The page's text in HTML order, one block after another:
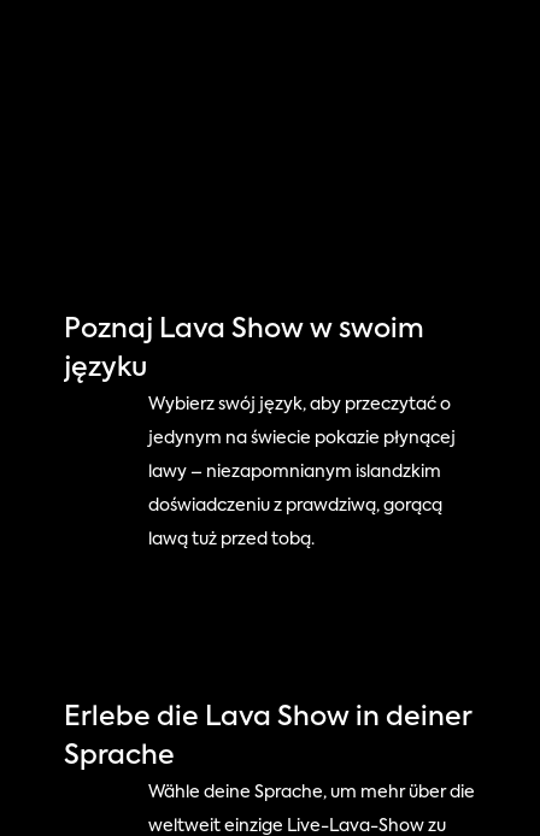
Poznaj Lava Show w swoim
języku
Wybierz swój język, aby przeczytać o
jedynym na świecie pokazie płynącej
lawy – niezapomnianym islandzkim
doświadczeniu z prawdziwą, gorącą
lawą tuż przed tobą.
Erlebe die Lava Show in deiner
Sprache
Wähle deine Sprache, um mehr über die
weltweit einzige Live-Lava-Show zu